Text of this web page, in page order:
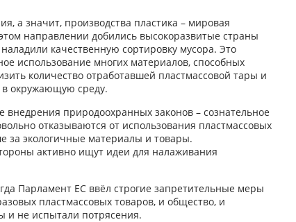
а значит, производства пластика – мировая
направлении добились высокоразвитые страны
качественную сортировку мусора. Это
использование многих материалов, способных
количество отработавшей пластмассовой тары и
окружающую среду.
внедрения природоохранных законов – сознательное
отказываются от использования пластмассовых
за экологичные материалы и товары.
активно ищут идеи для налаживания
Парламент ЕС ввёл строгие запретительные меры
пластмассовых товаров, и общество, и
и не испытали потрясения.